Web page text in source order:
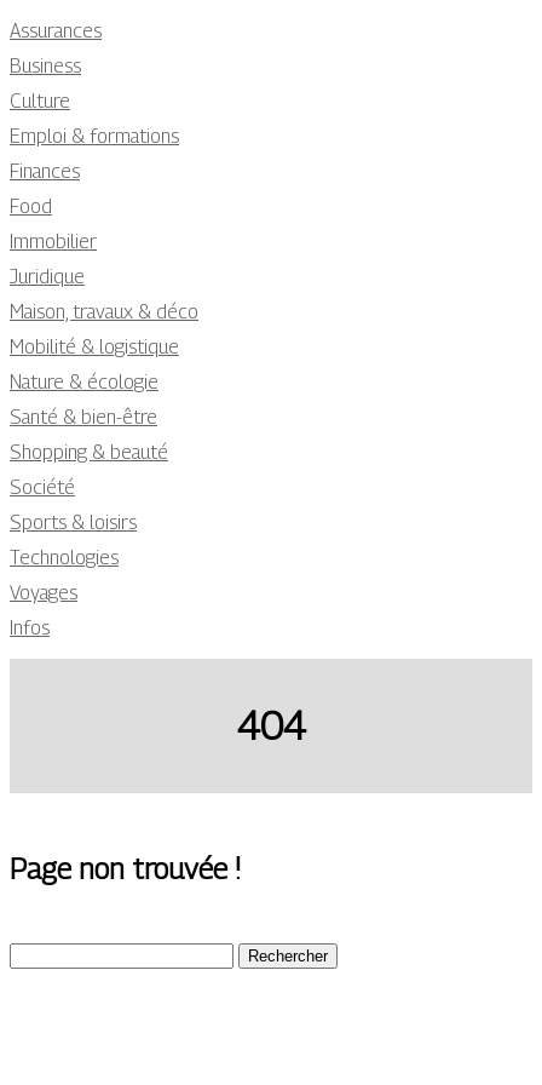
Assurances
Business
Culture
Emploi & formations
Finances
Food
Immobilier
Juridique
Maison, travaux & déco
Mobilité & logistique
Nature & écologie
Santé & bien-être
Shopping & beauté
Société
Sports & loisirs
Technologies
Voyages
Infos
404
Page non trouvée !